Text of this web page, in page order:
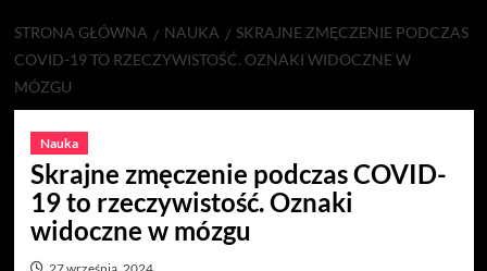
STRONA GŁÓWNA NAUKA
SKRAJNE ZMĘCZENIE PODCZAS
COVID-19 TO RZECZYWISTOŚĆ. OZNAKI WIDOCZNE W
MÓZGU
Nauka
Skrajne zmęczenie podczas COVID-
19 to rzeczywistość. Oznaki
widoczne w mózgu